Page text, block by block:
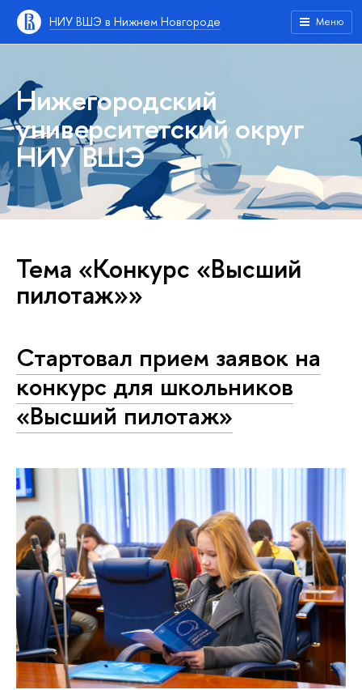
НИУ ВШЭ в Нижнем Новгороде Меню
Нижегородский
университетский округ
НИУ ВШЭ
Тема «Конкурс «Высший
пилотаж»»
Стартовал прием заявок на
конкурс для школьников
«Высший пилотаж»